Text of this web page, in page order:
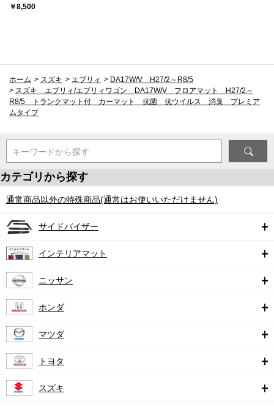
￥8,500
ホーム > スズキ > エブリィ > DA17W/V H27/2～R8/5
> スズキ エブリィ/エブリィワゴン DA17W/V フロアマット H27/2～
R8/5 トランクマット付 カーマット 抗菌 抗ウイルス 消臭 プレミア
ムタイプ
キーワードから探す
カテゴリから探す
通常商品以外の特殊商品(通常はお使いいただけません)
サイドバイザー
インテリアマット
ニッサン
ホンダ
マツダ
トヨタ
スズキ